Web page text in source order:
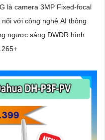
là camera 3MP Fixed-focal
với công nghệ AI thông
ngược sáng DWDR hình